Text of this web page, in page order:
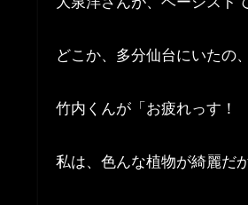
どこか、多分仙台にいたの
竹内くんが「お疲れっす！
私は、色んな植物が綺麗だ